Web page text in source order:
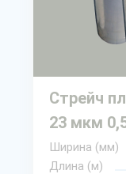
Стрейч
23 мкм
Ширина (мм)
Длина (м)